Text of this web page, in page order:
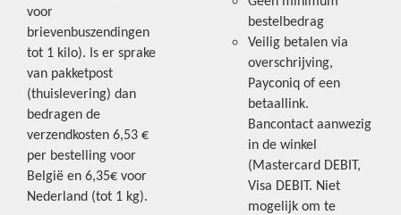
voor
brievenbuszendingen
tot 1 kilo). Is er sprake
van pakketpost
(thuislevering) dan
bedragen de
verzendkosten 6,53 €
per bestelling voor
België en 6,35€ voor
Nederland (tot 1 kg).
bestelbedrag
Veilig betalen via
overschrijving,
Payconiq of een
betaallink.
Bancontact aanwezig
in de winkel
(Mastercard DEBIT,
Visa DEBIT. Niet
mogelijk om te